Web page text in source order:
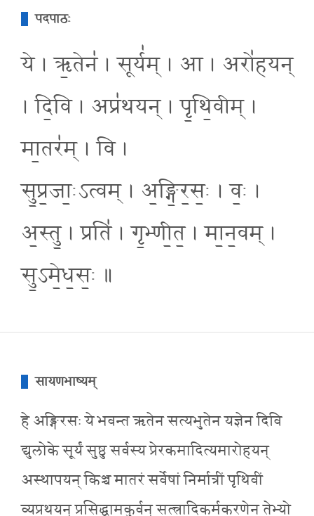
पदपाठः
ये । ऋ॒तेन॑ । सूर्य॑म् । आ । अरो॑हयन्
। दि॒वि । अप्र॑थयन् । पृ॒थि॒वीम् ।
मा॒तर॑म् । वि ।
सु॒प्र॒जाः॒ऽत्वम् । अ॒ङ्गि॒र॒सः॒ । वः॒ ।
अ॒स्तु॒ । प्रति॑ । गृ॒भ्णी॒त॒ । मा॒न॒वम् ।
सु॒ऽमे॒ध॒सः॒ ॥
सायणभाष्यम्
हे अङ्गिरसः ये भवन्त ऋतेन सत्यभुतेन यज्ञेन दिवि
द्युलोके सूर्यं सुष्ठु सर्वस्य प्रेरकमादित्यमारोहयन्
अस्थापयन् किञ्च मातरं सर्वेषां निर्मात्रीं पृथिवीं
व्यप्रथयन् प्रसिद्धामकुर्वन् सत्त्त्रादिकर्मकरणेन तेभ्यो